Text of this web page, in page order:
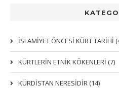
İSLAMİYET ÖNCESİ KÜRT TARİHİ
KÜRTLERIN ETNIK KÖKENLERI (7)
KÜRDİSTAN NERESİDİR (14)